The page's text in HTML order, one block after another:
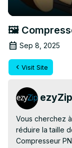
🖼️
Sep 8, 2025
Visit Site
Vous cherchez
réduire la taille
Compresseur